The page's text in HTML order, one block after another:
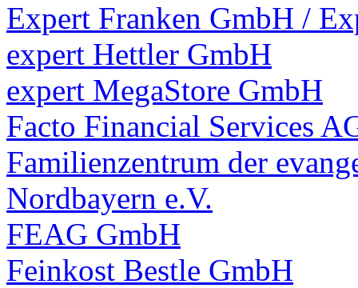
Expert Franken GmbH /
expert Hettler GmbH
expert MegaStore GmbH
Facto Financial Services
Familienzentrum der
Nordbayern e.V.
FEAG GmbH
Feinkost Bestle GmbH